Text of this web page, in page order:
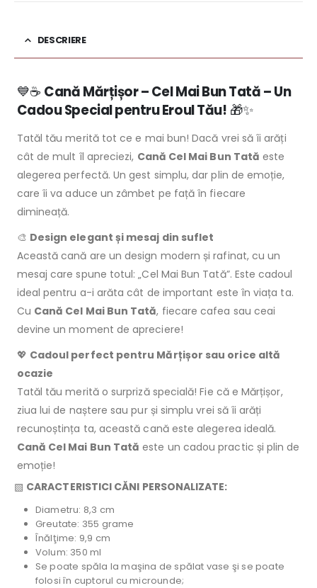
DESCRIERE
💙☕ Cană Mărțișor – Cel Mai Bun Tată – Un
Cadou Special pentru Eroul Tău! 🎁✨
Tatăl tău merită tot ce e mai bun! Dacă vrei să îi arăți
cât de mult îl apreciezi, Cană Cel Mai Bun Tată este
alegerea perfectă. Un gest simplu, dar plin de emoție,
care îi va aduce un zâmbet pe față în fiecare
dimineață.
🎨 Design elegant și mesaj din suflet
Această cană are un design modern și rafinat, cu un
mesaj care spune totul: „Cel Mai Bun Tată”. Este cadoul
ideal pentru a-i arăta cât de important este în viața ta.
Cu Cană Cel Mai Bun Tată, fiecare cafea sau ceai
devine un moment de apreciere!
💖 Cadoul perfect pentru Mărțișor sau orice altă
ocazie
Tatăl tău merită o surpriză specială! Fie că e Mărțișor,
ziua lui de naștere sau pur și simplu vrei să îi arăți
recunoștința ta, această cană este alegerea ideală.
Cană Cel Mai Bun Tată este un cadou practic și plin de
emoție!
▧ CARACTERISTICI CĂNI PERSONALIZATE:
Diametru: 8,3 cm
Greutate: 355 grame
Înălţime: 9,9 cm
Volum: 350 ml
Se poate spăla la maşina de spălat vase şi se poate
folosi în cuptorul cu microunde;